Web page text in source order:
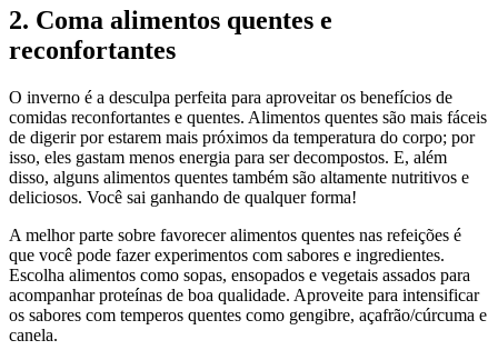
2. Coma alimentos quentes e
reconfortantes
O inverno é a desculpa perfeita para aproveitar os benefícios de
comidas reconfortantes e quentes. Alimentos quentes são mais fáceis
de digerir por estarem mais próximos da temperatura do corpo; por
isso, eles gastam menos energia para ser decompostos. E, além
disso, alguns alimentos quentes também são altamente nutritivos e
deliciosos. Você sai ganhando de qualquer forma!
A melhor parte sobre favorecer alimentos quentes nas refeições é
que você pode fazer experimentos com sabores e ingredientes.
Escolha alimentos como sopas, ensopados e vegetais assados para
acompanhar proteínas de boa qualidade. Aproveite para intensificar
os sabores com temperos quentes como gengibre, açafrão/cúrcuma e
canela.